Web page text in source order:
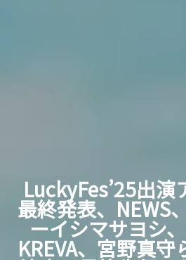
LuckyFes’25出演
最終発表、NEWS
ーイシマサヨシ
KREVA、宮野真